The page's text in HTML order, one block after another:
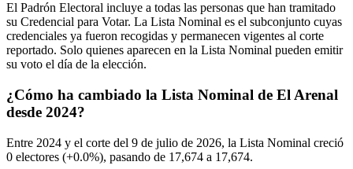
El Padrón Electoral incluye a todas las personas que han tramitado
su Credencial para Votar. La Lista Nominal es el subconjunto cuyas
credenciales ya fueron recogidas y permanecen vigentes al corte
reportado. Solo quienes aparecen en la Lista Nominal pueden emitir
su voto el día de la elección.
¿Cómo ha cambiado la Lista Nominal de El Arenal
desde 2024?
Entre 2024 y el corte del 9 de julio de 2026, la Lista Nominal creció
0 electores (+0.0%), pasando de 17,674 a 17,674.